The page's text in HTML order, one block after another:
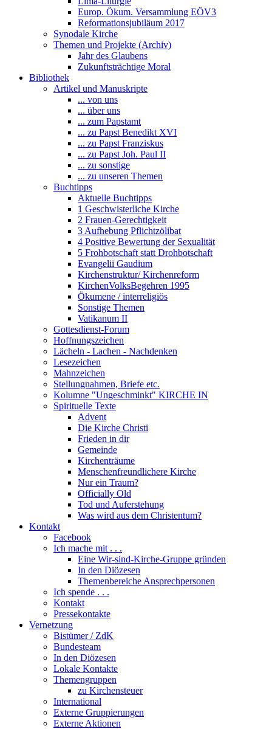
Europ. Ökum. Versammlung EÖV3
Reformationsjubiläum 2017
Synodale Kirche
Themen und Projekte (Archiv)
Jahr des Glaubens
Zukunftsträchtige Moral
Bibliothek
Artikel und Manuskripte
... von uns
... über uns
... zum Papstamt
... zu Papst Benedikt XVI
... zu Papst Franziskus
... zu Papst Joh. Paul II
... zu sonstige
... zu unseren Themen
Buchtipps
Aktuelle Buchtipps
1 Geschwisterliche Kirche
2 Frauen-Gerechtigkeit
3 Aufhebung Pflichtzölibat
4 Positive Bewertung der Sexualität
5 Frohbotschaft statt Drohbotschaft
Evangelii Gaudium
Kirchenstruktur/ Kirchenreform
KirchenVolksBegehren 1995
Ökumene / interreligiös
Sonstige Themen
Vatikanum II
Gottesdienst-Forum
Hoffnungszeichen
Lächeln - Lachen - Nachdenken
Lesezeichen
Mahnzeichen
Stellungnahmen, Briefe etc.
Kolumne "Ungeschminkt" KIRCHE IN
Spirituelle Texte
Advent
Die Kirche Christi
Frieden in dir
Gemeinde
Kirchenträume
Menschenfreundlichere Kirche
Nur ein Traum?
Officially Old
Tod und Auferstehung
Was wird aus dem Christentum?
Kontakt
Facebook
Ich mache mit . . .
Eine Wir-sind-Kirche-Gruppe gründen
In den Diözesen
Themenbereiche Ansprechpersonen
Ich spende . . .
Kontakt
Pressekontakte
Vernetzung
Bistümer / ZdK
Bundesteam
In den Diözesen
Lokale Kontakte
Themengruppen
zu Kirchensteuer
International
Externe Gruppierungen
Externe Aktionen